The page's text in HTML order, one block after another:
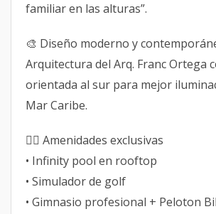
familiar en las alturas”.
🎨 Diseño moderno y
Arquitectura del Arq. Franc Ortega
orientada al sur para mejor
Mar Caribe.
🧘‍♂️ Amenidades exclusivas
• Infinity pool en rooftop
• Simulador de golf
• Gimnasio profesional + Peloton